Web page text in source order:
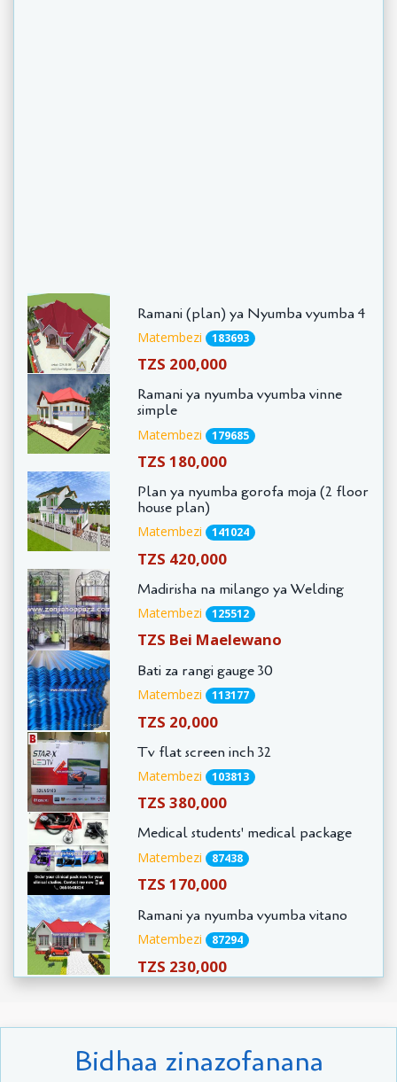
Ramani (plan) ya Nyumba vyumba 4
Matembezi 183693
TZS 200,000
Ramani ya nyumba vyumba vinne
simple
Matembezi 179685
TZS 180,000
Plan ya nyumba gorofa moja (2 floor
house plan)
Matembezi 141024
TZS 420,000
Madirisha na milango ya Welding
Matembezi 125512
TZS Bei Maelewano
Bati za rangi gauge 30
Matembezi 113177
TZS 20,000
Tv flat screen inch 32
Matembezi 103813
TZS 380,000
Medical students' medical package
Matembezi 87438
TZS 170,000
Ramani ya nyumba vyumba vitano
Matembezi 87294
TZS 230,000
Bidhaa zinazofanana